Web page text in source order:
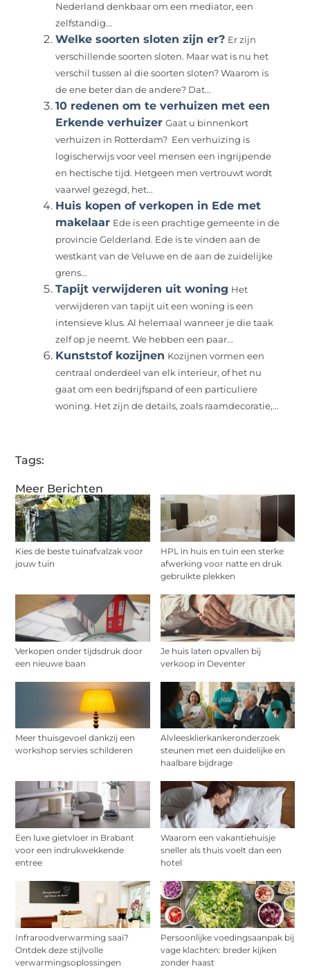
Meer Berichten
Kies de beste tuinafvalzak voor
jouw tuin
HPL in huis en tuin een sterke
afwerking voor natte en druk
gebruikte plekken
Verkopen onder tijdsdruk door
een nieuwe baan
Je huis laten opvallen bij
verkoop in Deventer
Meer thuisgevoel dankzij een
workshop servies schilderen
Alvleesklierkankeronderzoek
steunen met een duidelijke en
haalbare bijdrage
Een luxe gietvloer in Brabant
voor een indrukwekkende
entree
Waarom een vakantiehuisje
sneller als thuis voelt dan een
hotel
Infraroodverwarming saai?
Ontdek deze stijlvolle
verwarmingsoplossingen
Persoonlijke voedingsaanpak bij
vage klachten: breder kijken
zonder haast
Nederland denkbaar om een mediator, een
zelfstandig...
Welke soorten sloten zijn er? Er zijn
verschillende soorten sloten. Maar wat is nu het
verschil tussen al die soorten sloten? Waarom is
de ene beter dan de andere? Dat...
10 redenen om te verhuizen met een
Erkende verhuizer Gaat u binnenkort
verhuizen in Rotterdam? Een verhuizing is
logischerwijs voor veel mensen een ingrijpende
en hectische tijd. Hetgeen men vertrouwt wordt
vaarwel gezegd, het...
Huis kopen of verkopen in Ede met
makelaar Ede is een prachtige gemeente in de
provincie Gelderland. Ede is te vinden aan de
westkant van de Veluwe en de aan de zuidelijke
grens...
Tapijt verwijderen uit woning Het
verwijderen van tapijt uit een woning is een
intensieve klus. Al helemaal wanneer je die taak
zelf op je neemt. We hebben een paar...
Kunststof kozijnen Kozijnen vormen een
centraal onderdeel van elk interieur, of het nu
gaat om een bedrijfspand of een particuliere
woning. Het zijn de details, zoals raamdecoratie,...
Tags: